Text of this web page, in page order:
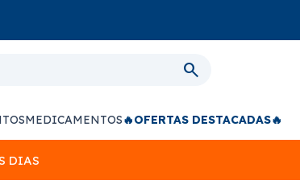
MEDICAMENTOS🔥OFERTAS DESTACADAS🔥
DIAS